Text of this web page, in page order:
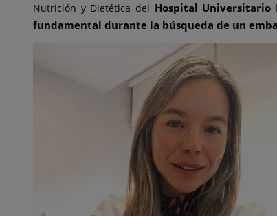
Nutrición y Dietética del Hospital Universitario
fundamental durante la búsqueda de un